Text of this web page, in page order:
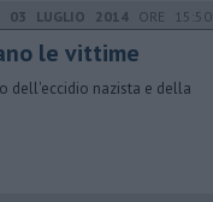
03 LUGLIO 2014 ORE 15:50
le vittime
dell'eccidio nazista e della